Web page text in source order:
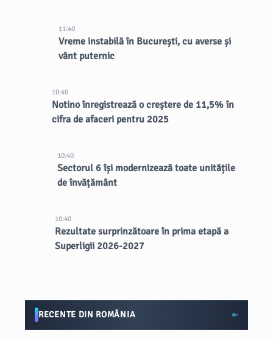
11:40
Vreme instabilă în București, cu averse și
vânt puternic
10:40
Notino înregistrează o creștere de 11,5% în
cifra de afaceri pentru 2025
10:40
Sectorul 6 își modernizează toate unitățile
de învățământ
10:40
Rezultate surprinzătoare în prima etapă a
Superligii 2026-2027
RECENTE DIN ROMÂNIA